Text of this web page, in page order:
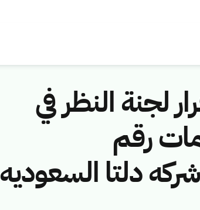
لجنة النظر في
رقم
(شركه دلتا السعوديه